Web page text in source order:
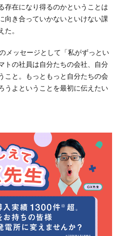
存在になり得るのかということは
向き合っていかないといけない課
。
メッセージとして「私がずっとい
トの社員は自分たちの会社、自分
こと。もっともっと自分たちの会
うよということを最初に伝えたい